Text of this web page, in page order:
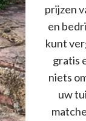
prijzen
en
kunt
gratis
niets
uw